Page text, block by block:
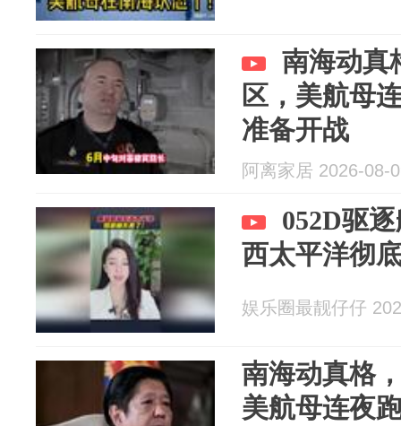
南海动真
区，美航母
准备开战
阿离家居 2026-08-
052D驱
西太平洋彻
娱乐圈最靓仔仔
南海动真格
美航母连夜